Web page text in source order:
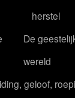
herstel
De
wereld
geloof,